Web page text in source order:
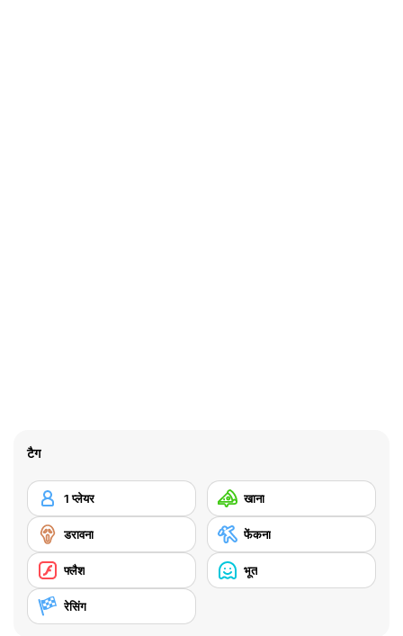
टैग
1 प्लेयर खाना
डरावना फेंकना
फ्लैश भूत
रेसिंग